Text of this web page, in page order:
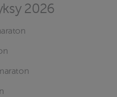
2026